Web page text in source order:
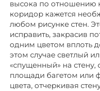
высока по отношению
коридор кажется
любом рисунке стен.
исправить, закрасив
одним цветом вплоть
этом случае светлый
«спущенный» на стену,
площади багетом или
цвета, отчеркивая